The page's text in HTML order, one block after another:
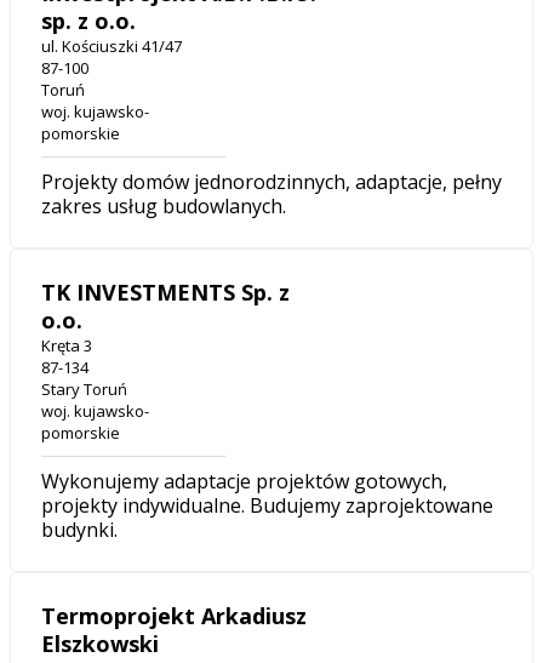
sp. z o.o.
ul. Kościuszki 41/47
87-100
Toruń
woj. kujawsko-
pomorskie
Projekty domów jednorodzinnych, adaptacje, pełny
zakres usług budowlanych.
TK INVESTMENTS Sp. z
o.o.
Kręta 3
87-134
Stary Toruń
woj. kujawsko-
pomorskie
Wykonujemy adaptacje projektów gotowych,
projekty indywidualne. Budujemy zaprojektowane
budynki.
Termoprojekt Arkadiusz
Elszkowski